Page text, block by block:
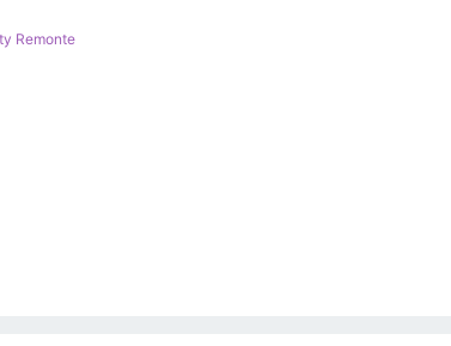
Remonte